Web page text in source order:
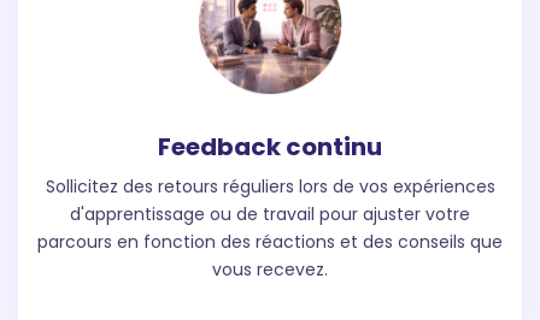
Feedback continu
Sollicitez des retours réguliers lors de vos expériences
d'apprentissage ou de travail pour ajuster votre
parcours en fonction des réactions et des conseils que
vous recevez.